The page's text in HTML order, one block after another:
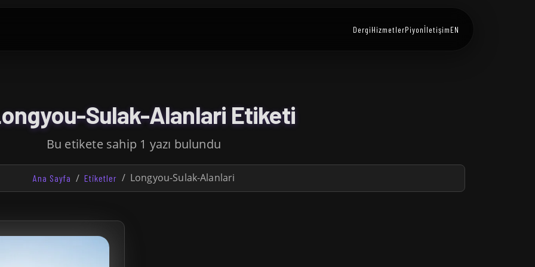
DergiHizmetlerPiyonİletişimEN
Sulak-Alanlari Etiketi
Bu etikete sahip 1 yazı bulundu
Ana Sayfa Etiketler Longyou-Sulak-Alanlari